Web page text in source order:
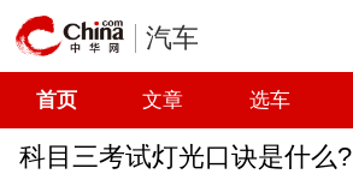
汽车
首页 文章 选车
科目三考试灯光口诀是什么?